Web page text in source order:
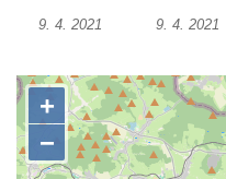
Pamětní kříž na Lovoši
Centrální kříž bývalého
Chlumu
Kříž jižně od Prysku
9. 4. 2021 9. 4. 2021